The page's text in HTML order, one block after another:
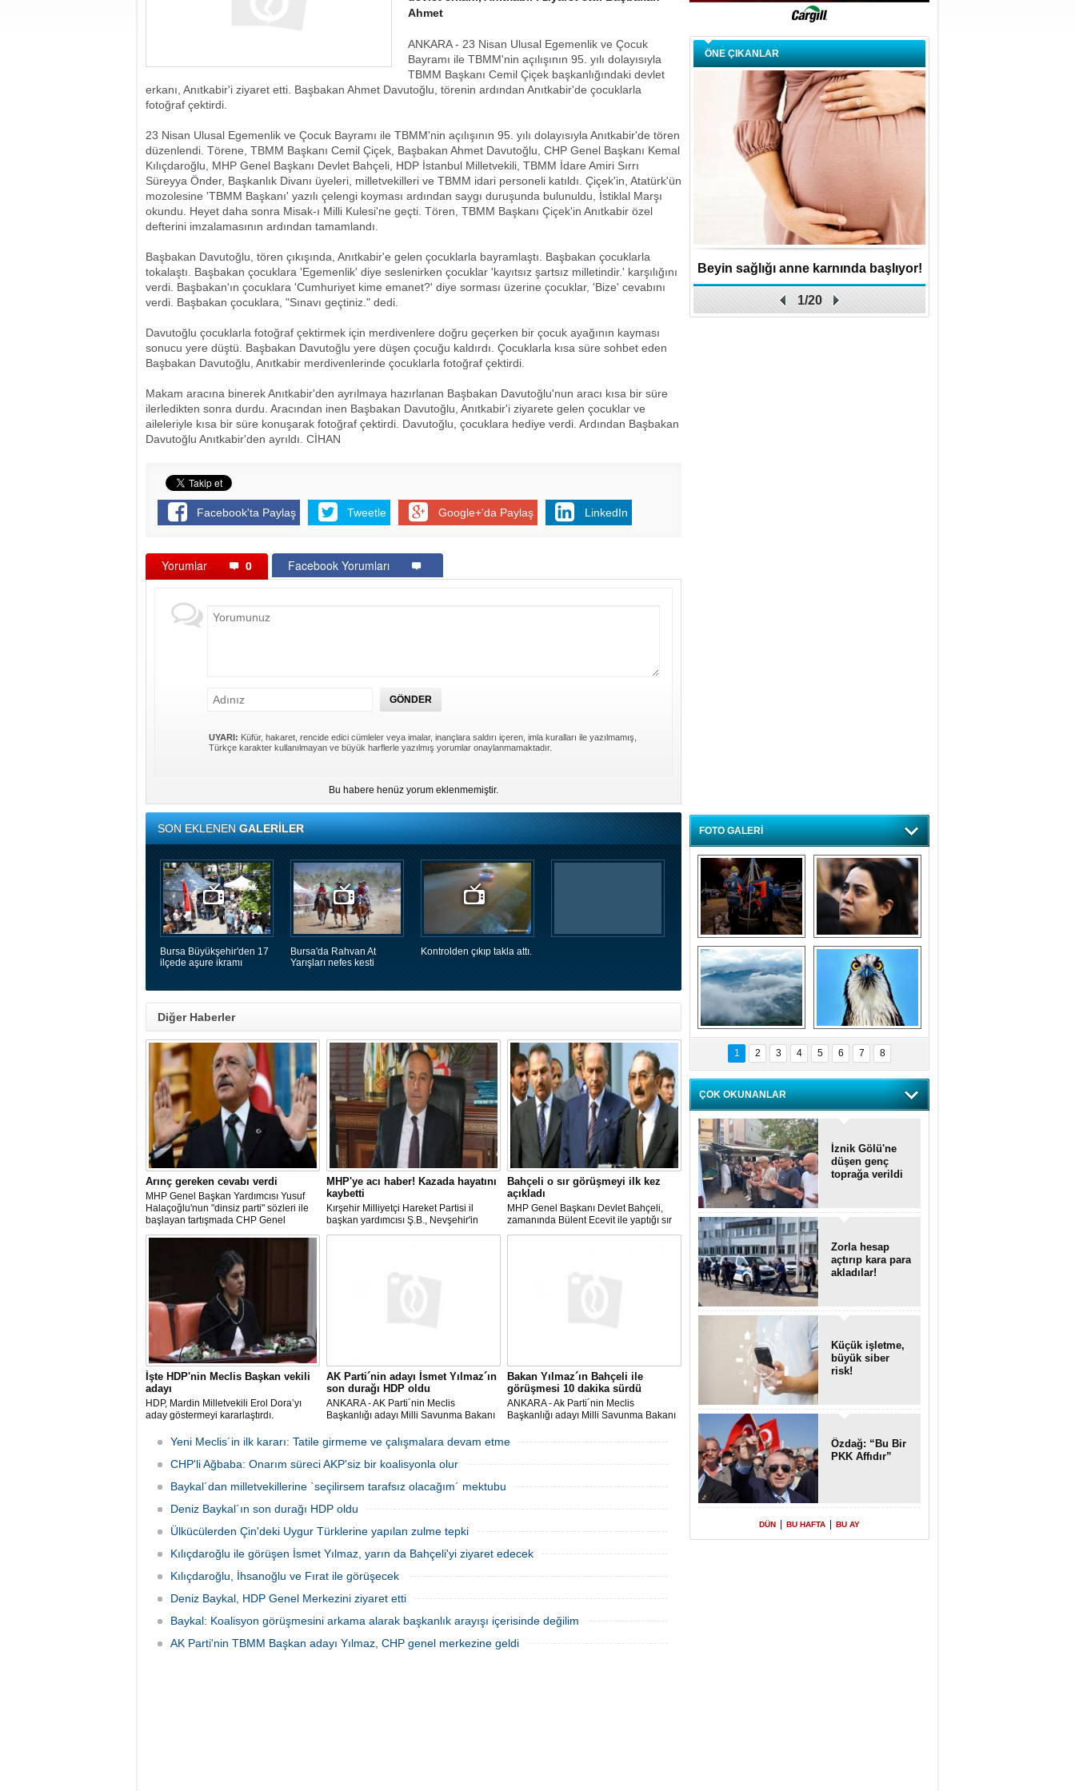
Ahmet
ANKARA - 23 Nisan Ulusal Egemenlik ve Çocuk
Bayramı ile TBMM'nin açılışının 95. yılı dolayısıyla
TBMM Başkanı Cemil Çiçek başkanlığındaki devlet
erkanı, Anıtkabir'i ziyaret etti. Başbakan Ahmet Davutoğlu, törenin ardından Anıtkabir'de çocuklarla
fotoğraf çektirdi.
23 Nisan Ulusal Egemenlik ve Çocuk Bayramı ile TBMM'nin açılışının 95. yılı dolayısıyla Anıtkabir'de tören
düzenlendi. Törene, TBMM Başkanı Cemil Çiçek, Başbakan Ahmet Davutoğlu, CHP Genel Başkanı Kemal
Kılıçdaroğlu, MHP Genel Başkanı Devlet Bahçeli, HDP İstanbul Milletvekili, TBMM İdare Amiri Sırrı
Süreyya Önder, Başkanlık Divanı üyeleri, milletvekilleri ve TBMM idari personeli katıldı. Çiçek'in, Atatürk'ün
mozolesine 'TBMM Başkanı' yazılı çelengi koyması ardından saygı duruşunda bulunuldu, İstiklal Marşı
okundu. Heyet daha sonra Misak-ı Milli Kulesi'ne geçti. Tören, TBMM Başkanı Çiçek'in Anıtkabir özel
defterini imzalamasının ardından tamamlandı.
Başbakan Davutoğlu, tören çıkışında, Anıtkabir'e gelen çocuklarla bayramlaştı. Başbakan çocuklarla
tokalaştı. Başbakan çocuklara 'Egemenlik' diye seslenirken çocuklar 'kayıtsız şartsız milletindir.' karşılığını
verdi. Başbakan'ın çocuklara 'Cumhuriyet kime emanet?' diye sorması üzerine çocuklar, 'Bize' cevabını
verdi. Başbakan çocuklara, "Sınavı geçtiniz." dedi.
Davutoğlu çocuklarla fotoğraf çektirmek için merdivenlere doğru geçerken bir çocuk ayağının kayması
sonucu yere düştü. Başbakan Davutoğlu yere düşen çocuğu kaldırdı. Çocuklarla kısa süre sohbet eden
Başbakan Davutoğlu, Anıtkabir merdivenlerinde çocuklarla fotoğraf çektirdi.
Makam aracına binerek Anıtkabir'den ayrılmaya hazırlanan Başbakan Davutoğlu'nun aracı kısa bir süre
ilerledikten sonra durdu. Aracından inen Başbakan Davutoğlu, Anıtkabir'i ziyarete gelen çocuklar ve
aileleriyle kısa bir süre konuşarak fotoğraf çektirdi. Davutoğlu, çocuklara hediye verdi. Ardından Başbakan
Davutoğlu Anıtkabir'den ayrıldı. CİHAN
Facebook'ta Paylaş Tweetle Google+'da Paylaş LinkedIn
Yorumlar 0 Facebook Yorumları
UYARI: Küfür, hakaret, rencide edici cümleler veya imalar, inançlara saldırı içeren, imla kuralları ile yazılmamış,
Türkçe karakter kullanılmayan ve büyük harflerle yazılmış yorumlar onaylanmamaktadır.
Bu habere henüz yorum eklenmemiştir.
SON EKLENENGALERİLER
Bursa Büyükşehir'den 17
ilçede aşure ikramı
Bursa'da Rahvan At
Yarışları nefes kesti
Kontrolden çıkıp takla attı.
Diğer Haberler
Arınç gereken cevabı verdi
MHP Genel Başkan Yardımcısı Yusuf
Halaçoğlu'nun "dinsiz parti" sözleri ile
başlayan tartışmada CHP Genel
Başkanı Kemal Kılıçdaroğlu "bütün
yanıtını verdi. Habertürk'e konuşan
Kılıçdaroğlu, Bahçeli'nin de üzüldüğü
MHP'ye acı haber! Kazada hayatını
kaybetti
Kırşehir Milliyetçi Hareket Partisi il
başkan yardımcısı Ş.B., Nevşehir'in
Avanos ilçesinde geçirdiği trafik
Bahçeli o sır görüşmeyi ilk kez
açıkladı
MHP Genel Başkanı Devlet Bahçeli,
zamanında Bülent Ecevit ile yaptığı sır
görüşmeyi ilk kez açıkladı.
İşte HDP'nin Meclis Başkan vekili
adayı
HDP, Mardin Milletvekili Erol Dora’yı
aday göstermeyi kararlaştırdı.
AK Parti´nin adayı İsmet Yılmaz´ın
son durağı HDP oldu
ANKARA - AK Parti´nin Meclis
Başkanlığı adayı Milli Savunma Bakanı
Meclis´te grubu bulunan son parti HDP
´yi ziyaret etti. HDP Eş Genel Başkanı
Selahattin Demi
Bakan Yılmaz´ın Bahçeli ile
görüşmesi 10 dakika sürdü
ANKARA - Ak Parti´nin Meclis
Başkanlığı adayı Milli Savunma Bakanı
Devlet Bahçeli ile görüşmek üzere saat
geldi. AK Parti Gene
Yeni Meclis´in ilk kararı: Tatile girmeme ve çalışmalara devam etme
CHP'li Ağbaba: Onarım süreci AKP'siz bir koalisyonla olur
Baykal´dan milletvekillerine `seçilirsem tarafsız olacağım´ mektubu
Deniz Baykal´ın son durağı HDP oldu
Ülkücülerden Çin'deki Uygur Türklerine yapılan zulme tepki
Kılıçdaroğlu ile görüşen İsmet Yılmaz, yarın da Bahçeli'yi ziyaret edecek
Kılıçdaroğlu, İhsanoğlu ve Fırat ile görüşecek
Deniz Baykal, HDP Genel Merkezini ziyaret etti
Baykal: Koalisyon görüşmesini arkama alarak başkanlık arayışı içerisinde değilim
AK Parti'nin TBMM Başkan adayı Yılmaz, CHP genel merkezine geldi
ÖNE ÇIKANLAR
Beyin sağlığı anne karnında başlıyor!
1/20
FOTO GALERİ
Bursa'da deprem
tatbikatı gerçeğini
aratmadı
Özlem ve minnetle
anıyoruz
Bursa'dan
büyüleyen
fotoğraflar
Balık Kartalı
Bursa’da
görüntülendi
1 2 3 4 5 6 7 8
ÇOK OKUNANLAR
İznik Gölü'ne
düşen genç
toprağa verildi
Zorla hesap
açtırıp kara para
akladılar!
Küçük işletme,
büyük siber
risk!
Özdağ: “Bu Bir
PKK Affıdır”
DÜN BU HAFTA BU AY